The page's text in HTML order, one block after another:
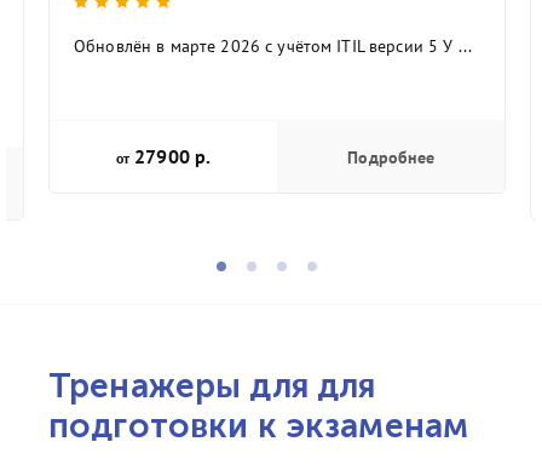
Обновлён в марте 2026 с учётом ITIL версии 5 У ...
от 27900 р. Подробнее
Тренажеры для для
подготовки к экзаменам